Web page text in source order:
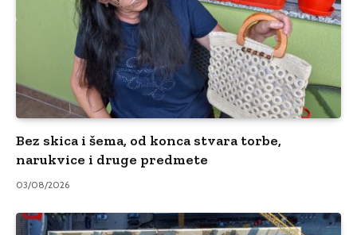
Bez skica i šema, od konca stvara torbe,
narukvice i druge predmete
03/08/2026